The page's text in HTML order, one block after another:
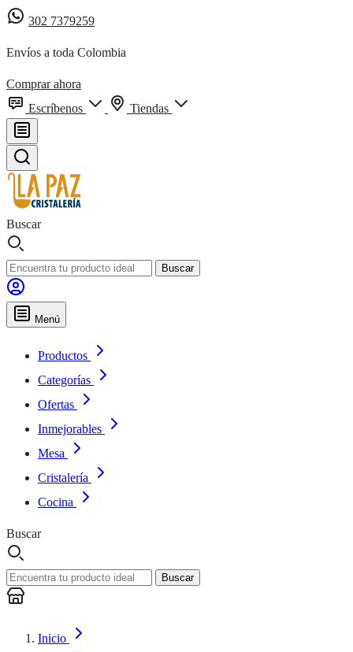
302 7379259
Envíos a toda Colombia
Comprar ahora
Escríbenos
Tiendas
Buscar
Buscar
Menú
Productos
Categorías
Ofertas
Inmejorables
Mesa
Cristalería
Cocina
Buscar
Buscar
Inicio